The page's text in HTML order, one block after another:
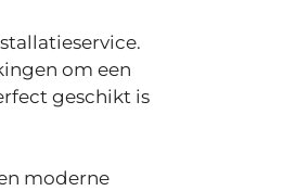
om een
geschikt is
moderne